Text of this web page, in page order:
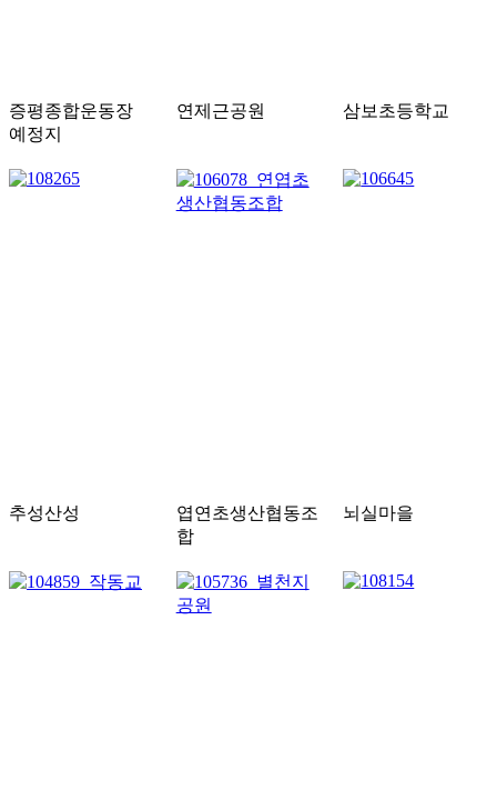
증평종합운동장
예정지
연제근공원 삼보초등학교
추성산성
엽연초생산협동조
합
뇌실마을